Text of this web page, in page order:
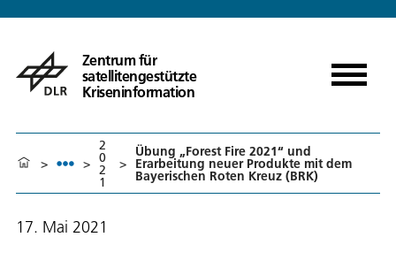
Zentrum für
satellitengestützte
Kriseninformation
> >
2
0
2
1
>
Übung „Forest Fire 2021“ und
Erarbeitung neuer Produkte mit dem
Bayerischen Roten Kreuz (BRK)
17. Mai 2021